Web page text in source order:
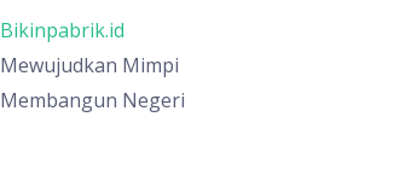
Bikinpabrik.id
Mewujudkan Mimpi
Membangun Negeri